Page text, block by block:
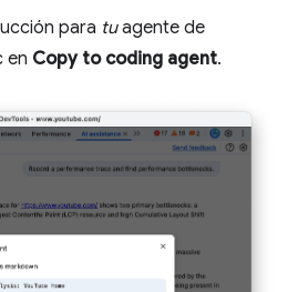
para tuagente de
en Copy to coding agent.